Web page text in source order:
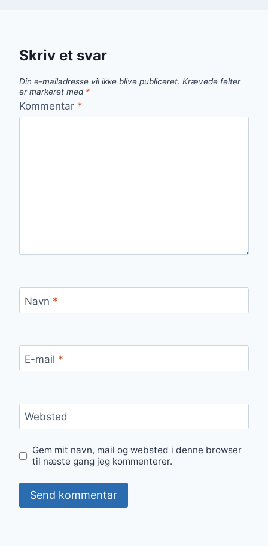
Skriv et svar
Din e-mailadresse vil ikke blive publiceret. Krævede felter
er markeret med *
Kommentar *
Navn *
E-mail *
Websted
Gem mit navn, mail og websted i denne browser
til næste gang jeg kommenterer.